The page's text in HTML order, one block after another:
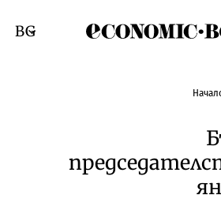
Смяна на език